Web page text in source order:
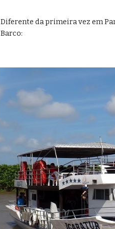
Diferente da primeira vez em
Barco: